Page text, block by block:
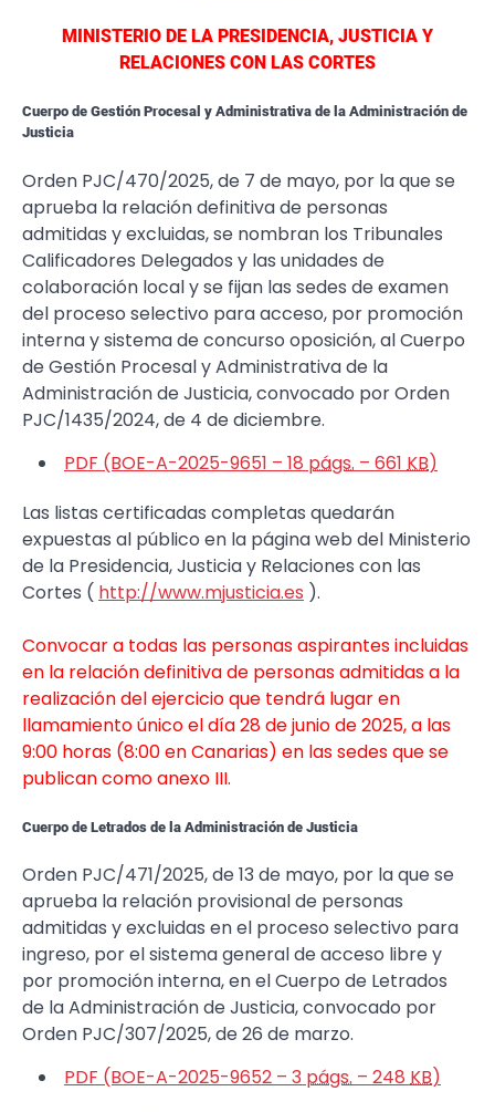
MINISTERIO DE LA PRESIDENCIA, JUSTICIA Y
RELACIONES CON LAS CORTES
Cuerpo de Gestión Procesal y Administrativa de la Administración de
Justicia
Orden PJC/470/2025, de 7 de mayo, por la que se
aprueba la relación definitiva de personas
admitidas y excluidas, se nombran los Tribunales
Calificadores Delegados y las unidades de
colaboración local y se fijan las sedes de examen
del proceso selectivo para acceso, por promoción
interna y sistema de concurso oposición, al Cuerpo
de Gestión Procesal y Administrativa de la
Administración de Justicia, convocado por Orden
PJC/1435/2024, de 4 de diciembre.
PDF (BOE-A-2025-9651 – 18 págs. – 661 KB)
Las listas certificadas completas quedarán
expuestas al público en la página web del Ministerio
de la Presidencia, Justicia y Relaciones con las
Cortes ( http://www.mjusticia.es ).
Convocar a todas las personas aspirantes incluidas
en la relación definitiva de personas admitidas a la
realización del ejercicio que tendrá lugar en
llamamiento único el día 28 de junio de 2025, a las
9:00 horas (8:00 en Canarias) en las sedes que se
publican como anexo III.
Cuerpo de Letrados de la Administración de Justicia
Orden PJC/471/2025, de 13 de mayo, por la que se
aprueba la relación provisional de personas
admitidas y excluidas en el proceso selectivo para
ingreso, por el sistema general de acceso libre y
por promoción interna, en el Cuerpo de Letrados
de la Administración de Justicia, convocado por
Orden PJC/307/2025, de 26 de marzo.
PDF (BOE-A-2025-9652 – 3 págs. – 248 KB)